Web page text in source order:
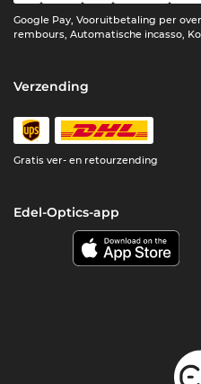
Google Pay, Vooruitbetaling per
rembours, Automatische incasso,
Verzending
Gratis ver- en retourzending
Edel-Optics-app